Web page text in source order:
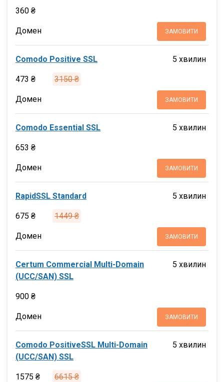
360 ₴
Домен ЗАМОВИТИ
Comodo Positive SSL
473 ₴ 3150 ₴
5 хвилин
Домен ЗАМОВИТИ
Comodo Essential SSL
653 ₴
5 хвилин
Домен ЗАМОВИТИ
RapidSSL Standard
675 ₴ 1449 ₴
5 хвилин
Домен ЗАМОВИТИ
Certum Commercial Multi-Domain
(UCC/SAN) SSL
900 ₴
5 хвилин
Домен ЗАМОВИТИ
Comodo PositiveSSL Multi-Domain
(UCC/SAN) SSL
1575 ₴ 6615 ₴
5 хвилин